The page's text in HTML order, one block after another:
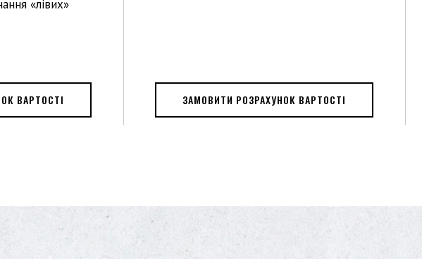
«лівих»
ВАРТОСТІ ЗАМОВИТИ РОЗРАХУНОК ВАРТОСТІ